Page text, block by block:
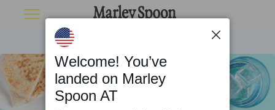
Welcome! You’ve
landed on Marley
Spoon AT